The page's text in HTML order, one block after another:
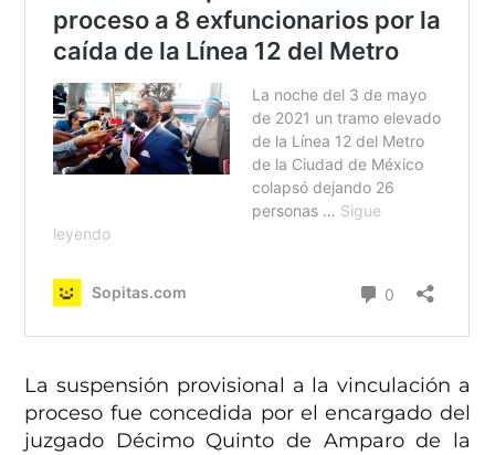
La suspensión provisional a la vinculación a
proceso fue concedida por el encargado del
juzgado Décimo Quinto de Amparo de la